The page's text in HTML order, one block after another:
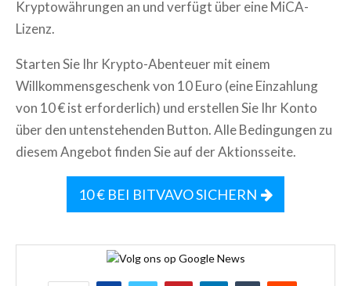
Kryptowährungen an und verfügt über eine MiCA-
Lizenz.
Starten Sie Ihr Krypto-Abenteuer mit einem
Willkommensgeschenk von 10 Euro (eine Einzahlung
von 10 € ist erforderlich) und erstellen Sie Ihr Konto
über den untenstehenden Button. Alle Bedingungen zu
diesem Angebot finden Sie auf der Aktionsseite.
10 € BEI BITVAVO SICHERN